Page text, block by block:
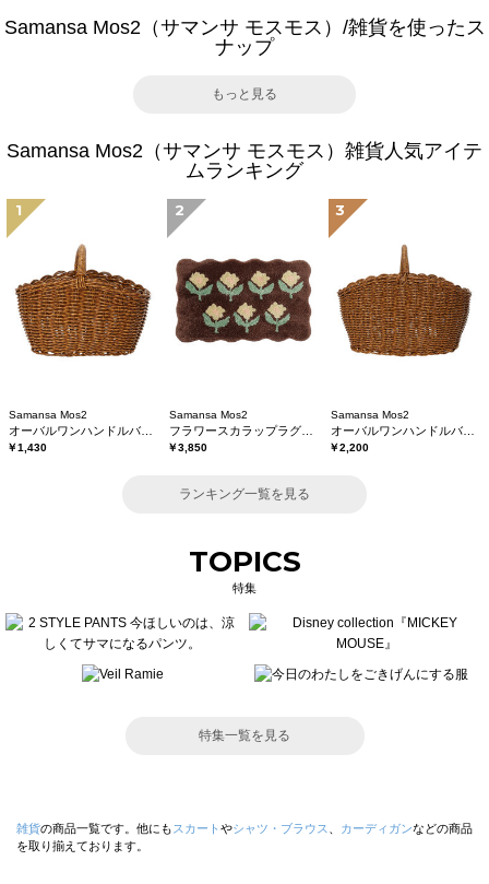
Samansa Mos2（サマンサ モスモス）/雑貨を使ったス
ナップ
もっと見る
Samansa Mos2（サマンサ モスモス）雑貨人気アイテ
ムランキング
1
Samansa Mos2
￥1,430
2
Samansa Mos2
￥3,850
3
Samansa Mos2
オーバルワンハンドルバスケットL
￥2,200
ランキング一覧を見る
TOPICS
特集
特集一覧を見る
雑貨の商品一覧です。他にも スカート やシャツ・ブラウス カーディガンなどの商品
を取り揃えております。